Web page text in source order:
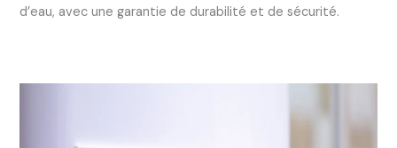
d’eau, avec une garantie de durabilité et de sécurité.